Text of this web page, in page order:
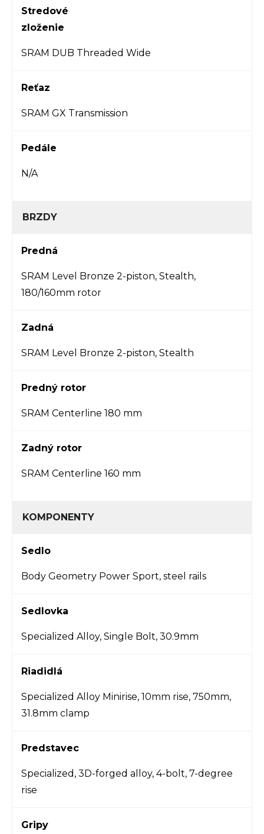
Stredové
zloženie
SRAM DUB Threaded Wide
Reťaz
SRAM GX Transmission
Pedále
N/A
BRZDY
Predná
SRAM Level Bronze 2-piston, Stealth,
180/160mm rotor
Zadná
SRAM Level Bronze 2-piston, Stealth
Predný rotor
SRAM Centerline 180 mm
Zadný rotor
SRAM Centerline 160 mm
KOMPONENTY
Sedlo
Body Geometry Power Sport, steel rails
Sedlovka
Specialized Alloy, Single Bolt, 30.9mm
Riadidlá
Specialized Alloy Minirise, 10mm rise, 750mm,
31.8mm clamp
Predstavec
Specialized, 3D-forged alloy, 4-bolt, 7-degree
rise
Gripy